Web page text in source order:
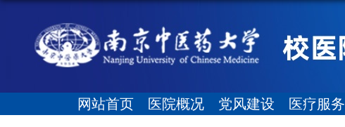
网站首页 医院概况 党风建设 医疗服务